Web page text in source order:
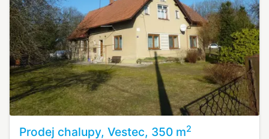
Prodej chalupy, Vestec, 350 m2